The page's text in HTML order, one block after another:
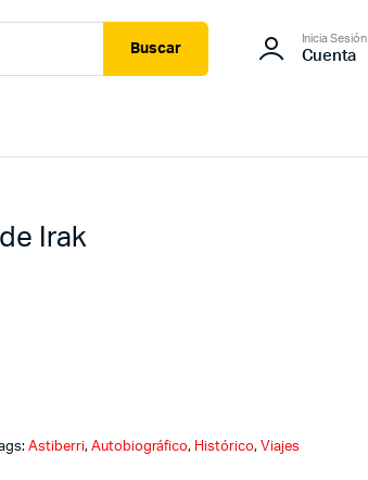
Buscar
Inicia Sesión
Cuenta
Irak
Astiberri, Autobiográfico, Histórico, Viajes